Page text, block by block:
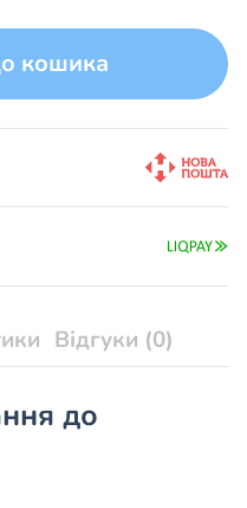
кошика
Відгуки (0)
до